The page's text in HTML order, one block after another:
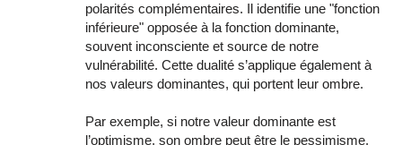
polarités complémentaires. Il identifie une "fonction
inférieure" opposée à la fonction dominante,
souvent inconsciente et source de notre
vulnérabilité. Cette dualité s’applique également à
nos valeurs dominantes, qui portent leur ombre.
Par exemple, si notre valeur dominante est
l’optimisme, son ombre peut être le pessimisme.